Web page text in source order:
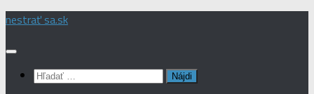
Preskočiť
obsah
nestrať sa.sk
Hľadať: